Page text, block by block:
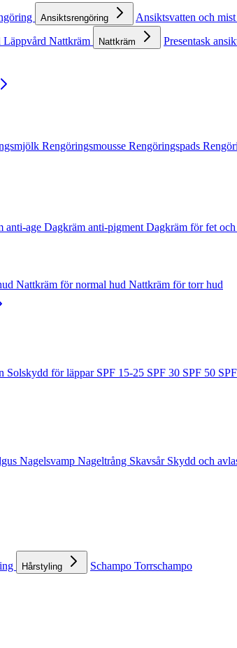
Ansiktsrengöring Ansiktsvatten och mist
Läppvård Nattkräm Nattkräm Presentask
Rengöringsmousse Rengöringspads
anti-age Dagkräm anti-pigment Dagkräm för fet
Nattkräm för normal hud Nattkräm för torr hud
Solskydd för läppar SPF 15-25 SPF 30 SPF 50
Nagelsvamp Nageltrång Skavsår Skydd och
Hårstyling Schampo Torrschampo